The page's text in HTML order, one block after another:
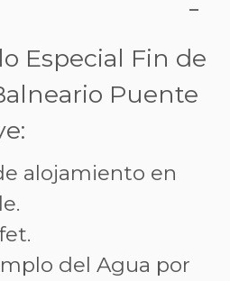
Especial Fin de
Puente
alojamiento en
del Agua por